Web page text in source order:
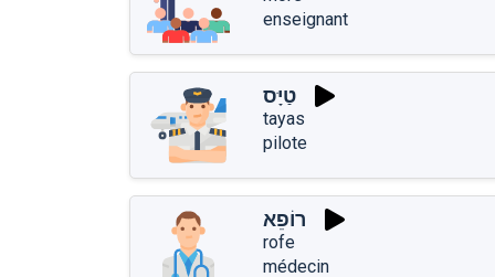
enseignant
טַיָּס
tayas
pilote
רוֹפֵא
rofe
médecin